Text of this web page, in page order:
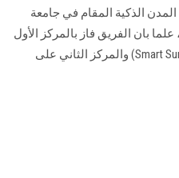
المدن الذكية المقام في جامعة
من 24 الى 26 مارس، علما بان الفريق فاز بالمركز الأول
في مسار المراقبة الذكية (Smart Surveillance) والمركز الثاني على